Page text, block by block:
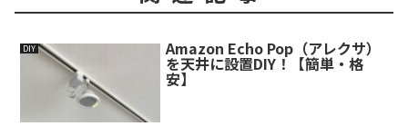
DIY Amazon Echo Pop（アレクサ）
を天井に設置DIY！【簡単・格
安】